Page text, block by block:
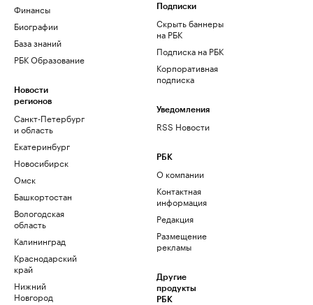
Финансы
Биографии
База знаний
РБК Образование
Новости
регионов
Санкт-Петербург
и область
Екатеринбург
Новосибирск
Омск
Башкортостан
Вологодская
область
Калининград
Краснодарский
край
Нижний
Новгород
Подписки
Скрыть баннеры
на РБК
Подписка на РБК
Корпоративная
подписка
Уведомления
RSS Новости
РБК
О компании
Контактная
информация
Редакция
Размещение
рекламы
Другие
продукты
РБК